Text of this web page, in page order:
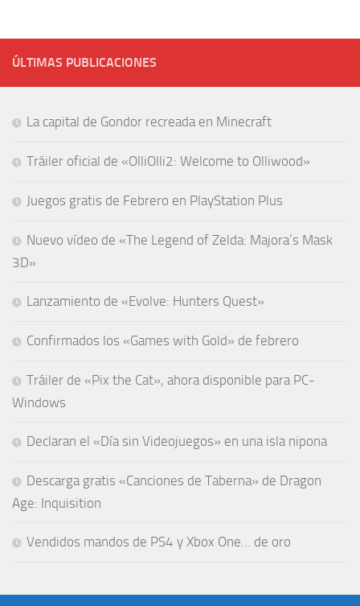
ÚLTIMAS PUBLICACIONES
La capital de Gondor recreada en Minecraft
Tráiler oficial de «OlliOlli2: Welcome to Olliwood»
Juegos gratis de Febrero en PlayStation Plus
Nuevo vídeo de «The Legend of Zelda: Majora’s Mask
3D»
Lanzamiento de «Evolve: Hunters Quest»
Confirmados los «Games with Gold» de febrero
Tráiler de «Pix the Cat», ahora disponible para PC-
Windows
Declaran el «Día sin Videojuegos» en una isla nipona
Descarga gratis «Canciones de Taberna» de Dragon
Age: Inquisition
Vendidos mandos de PS4 y Xbox One… de oro